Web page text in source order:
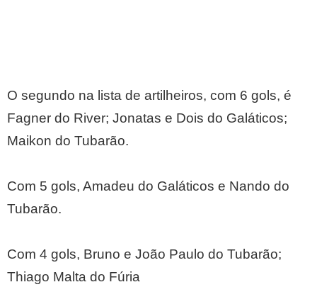
O segundo na lista de artilheiros, com 6 gols, é
Fagner do River; Jonatas e Dois do Galáticos;
Maikon do Tubarão.
Com 5 gols, Amadeu do Galáticos e Nando do
Tubarão.
Com 4 gols, Bruno e João Paulo do Tubarão;
Thiago Malta do Fúria